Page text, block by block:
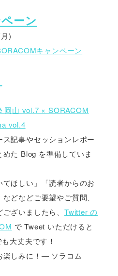
ーン
)
キャンペーン
岡山 vol.7 × SORACOM
vol.4
記事やセッションレポー
めた Blog を準備していま
ほしい」「読者からのお
どなどご要望やご質問、
ざいましたら、 Twitter の
で Tweet いただけると
も大丈夫です！
楽しみに！― ソラコム